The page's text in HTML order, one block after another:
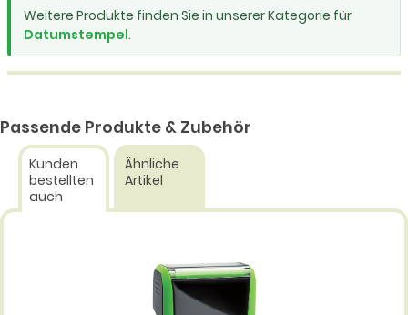
Weitere Produkte finden Sie in unserer Kategorie für
Datumstempel.
Passende Produkte & Zubehör
Kunden
bestellten
auch
Ähnliche
Artikel